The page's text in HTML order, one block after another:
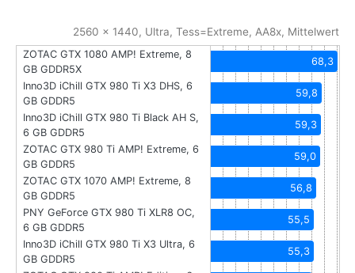
2560 x 1440, Ultra, Tess=Extreme, AA8x, Mittelwert
ZOTAC GTX 1080 AMP! Extreme, 8
GB GDDR5X
68,3
Inno3D iChill GTX 980 Ti X3 DHS, 6
GB GDDR5
59,8
Inno3D iChill GTX 980 Ti Black AH S,
6 GB GDDR5
59,3
ZOTAC GTX 980 Ti AMP! Extreme, 6
GB GDDR5
59,0
ZOTAC GTX 1070 AMP! Extreme, 8
GB GDDR5
56,8
PNY GeForce GTX 980 Ti XLR8 OC,
6 GB GDDR5
55,5
Inno3D iChill GTX 980 Ti X3 Ultra, 6
GB GDDR5
55,3